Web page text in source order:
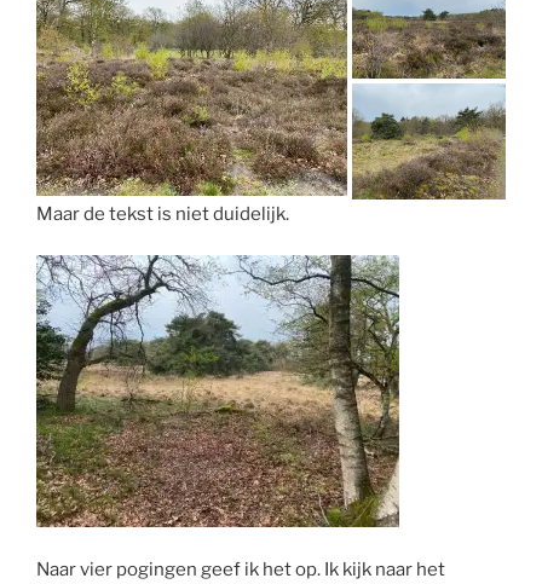
Maar de tekst is niet duidelijk.
Naar vier pogingen geef ik het op. Ik kijk naar het